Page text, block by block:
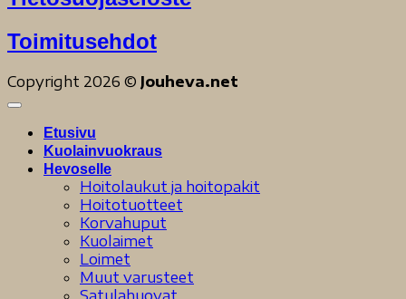
Toimitusehdot
Copyright 2026 © Jouheva.net
Etusivu
Kuolainvuokraus
Hevoselle
Hoitolaukut ja hoitopakit
Hoitotuotteet
Korvahuput
Kuolaimet
Loimet
Muut varusteet
Satulahuovat